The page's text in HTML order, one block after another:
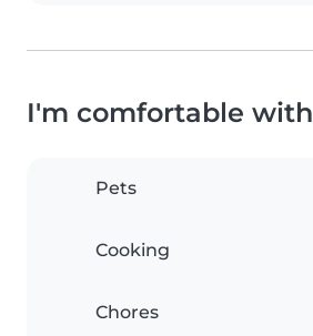
I'm comfortable with
Pets
Cooking
Chores